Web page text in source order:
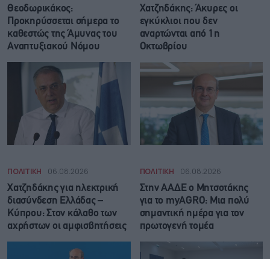
Θεοδωρικάκος:
Προκηρύσσεται σήμερα το
καθεστώς της Άμυνας του
Αναπτυξιακού Νόμου
Χατζηδάκης: Άκυρες οι
εγκύκλιοι που δεν
αναρτώνται από 1η
Οκτωβρίου
ΠΟΛΙΤΙΚΗ 06.08.2026
Χατζηδάκης για ηλεκτρική
διασύνδεση Ελλάδας –
Κύπρου: Στον κάλαθο των
αχρήστων οι αμφισβητήσεις
ΠΟΛΙΤΙΚΗ 06.08.2026
Στην ΑΑΔΕ ο Μητσοτάκης
για το myAGRO: Μια πολύ
σημαντική ημέρα για τον
πρωτογενή τομέα